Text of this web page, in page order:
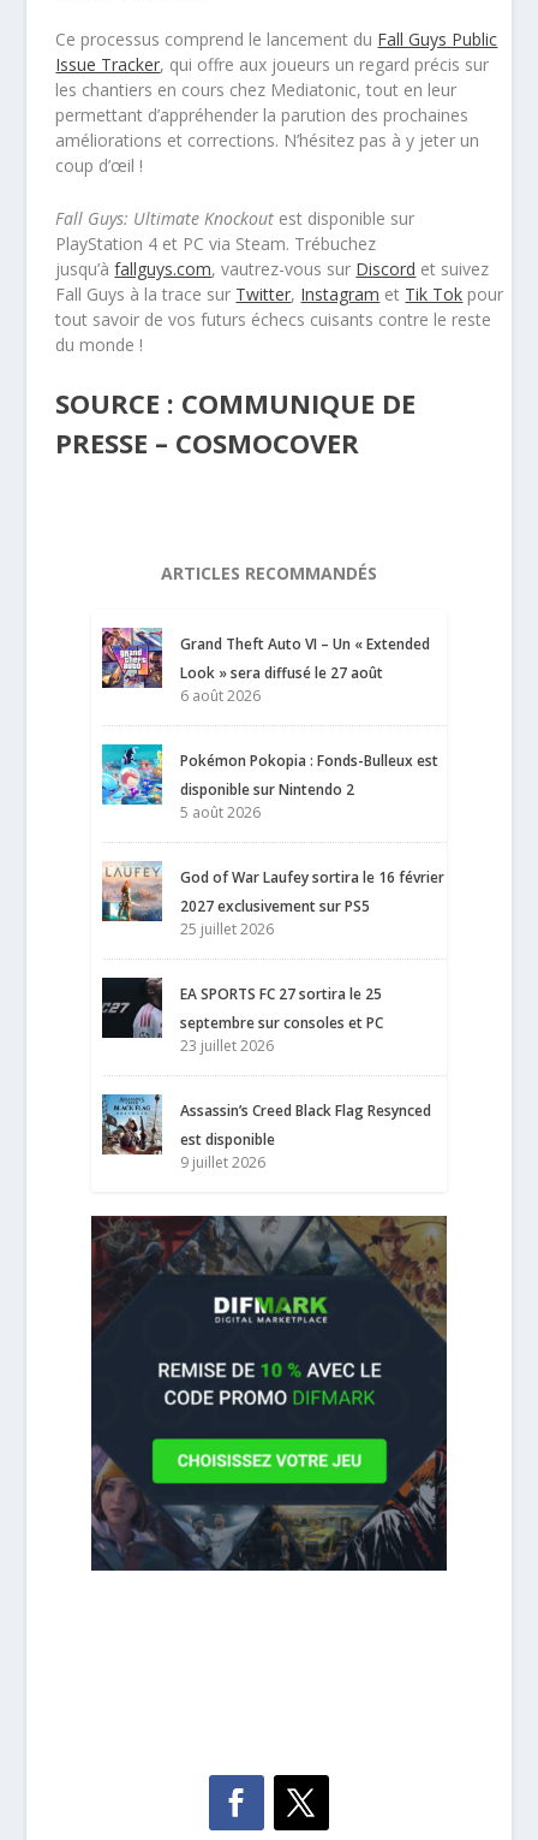
Ce processus comprend le lancement du Fall Guys Public
Issue Tracker, qui offre aux joueurs un regard précis sur
les chantiers en cours chez Mediatonic, tout en leur
permettant d’appréhender la parution des prochaines
améliorations et corrections. N’hésitez pas à y jeter un
coup d’œil !
Fall Guys: Ultimate Knockout est disponible sur
PlayStation 4 et PC via Steam. Trébuchez
jusqu’àfallguys.com, vautrez-vous sur Discord et suivez
Fall Guys à la trace sur Twitter, Instagram et Tik Tok pour
tout savoir de vos futurs échecs cuisants contre le reste
du monde !
SOURCE : COMMUNIQUE DE
PRESSE – COSMOCOVER
ARTICLES RECOMMANDÉS
Grand Theft Auto VI – Un « Extended
Look » sera diffusé le 27 août
6 août 2026
Pokémon Pokopia : Fonds-Bulleux est
disponible sur Nintendo 2
5 août 2026
God of War Laufey sortira le 16 février
2027 exclusivement sur PS5
25 juillet 2026
EA SPORTS FC 27 sortira le 25
septembre sur consoles et PC
23 juillet 2026
Assassin’s Creed Black Flag Resynced
est disponible
9 juillet 2026